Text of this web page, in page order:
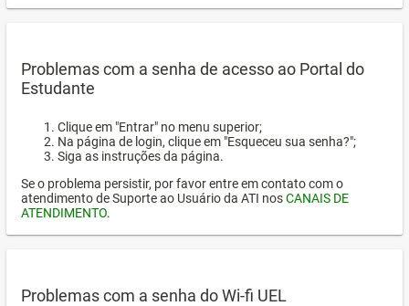
Problemas com a senha de acesso ao Portal do
Estudante
Clique em "Entrar" no menu superior;
Na página de login, clique em "Esqueceu sua senha?";
Siga as instruções da página.
Se o problema persistir, por favor entre em contato com o
atendimento de Suporte ao Usuário da ATI nosCANAIS DE
ATENDIMENTO.
Problemas com a senha do Wi-fi UEL